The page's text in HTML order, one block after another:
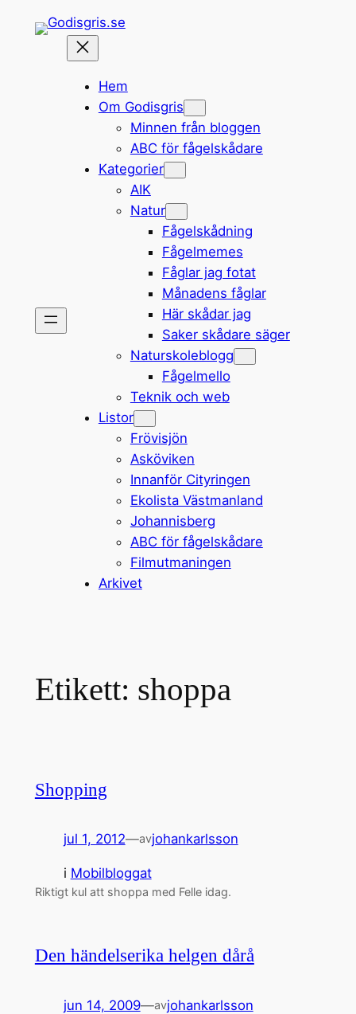
Hem
Om Godisgris
Minnen från bloggen
ABC för fågelskådare
Kategorier
AIK
Natur
Fågelskådning
Fågelmemes
Fåglar jag fotat
Månadens fåglar
Här skådar jag
Saker skådare säger
Naturskoleblogg
Fågelmello
Teknik och web
Listor
Frövisjön
Asköviken
Innanför Cityringen
Ekolista Västmanland
Johannisberg
ABC för fågelskådare
Filmutmaningen
Arkivet
Etikett: shoppa
Shopping
jul 1, 2012—avjohankarlsson
i Mobilbloggat
Riktigt kul att shoppa med Felle idag.
Den händelserika helgen dårå
jun 14, 2009—avjohankarlsson